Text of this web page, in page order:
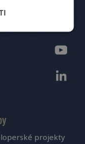
projekty